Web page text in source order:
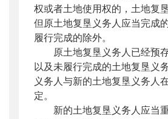
权或者土地使用权的，土地复
但原土地复垦义务人应当完成
履行完成的除外。
原土地复垦义务人已经预存
以及未履行完成的土地复垦义
义务人与新的土地复垦义务人
定。
新的土地复垦义务人应当重